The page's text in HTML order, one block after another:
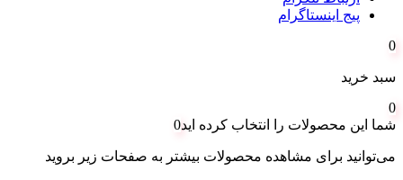
پیج اینستاگرام
0
سبد خرید
0
شما این محصولات را انتخاب کرده اید0
می‌توانید برای مشاهده محصولات بیشتر به صفحات زیر بروید